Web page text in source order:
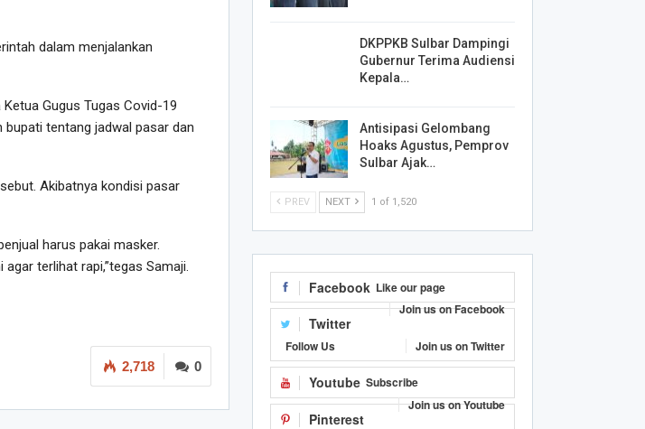
dalam menjalankan
Gugus Tugas Covid-19
tentang jadwal pasar dan
Akibatnya kondisi pasar
harus pakai masker.
terlihat rapi,”tegas Samaji.
0
2,718
DKPPKB Sulbar Dampingi
Gubernur Terima Audiensi
Kepala…
Antisipasi Gelombang
Hoaks Agustus, Pemprov
Sulbar Ajak…
PREV NEXT 1 of 1,520
Facebook Like our page
Join us on Facebook
Twitter
Follow Us Join us on Twitter
Youtube Subscribe
Join us on Youtube
Pinterest